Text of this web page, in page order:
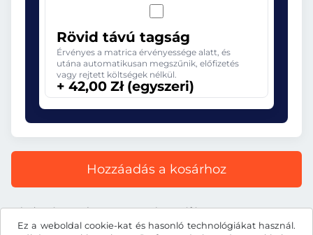
Ez a weboldal cookie-kat és hasonló technológiákat használ.
Rövid távú tagság
Érvényes a matrica érvényessége alatt, és
utána automatikusan megszűnik, előfizetés
vagy rejtett költségek nélkül.
+ 42,00 Zł (egyszeri)
Hozzáadás a kosárhoz
Minden ár tartalmazza a törvényes áfát.